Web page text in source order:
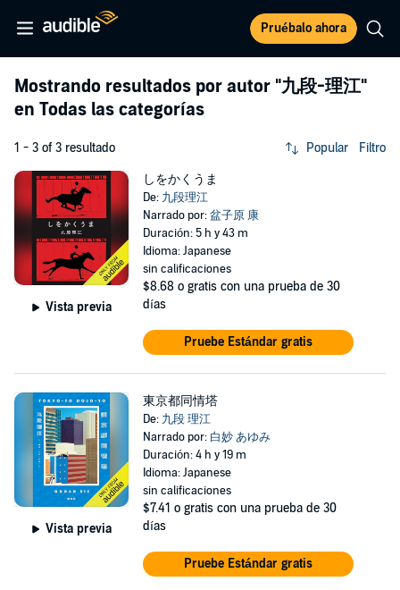
Pruébalo ahora
Mostrando resultados por autor "九段-理江"
en Todas las categorías
1 - 3 of 3 resultado Popular Filtro
Vista previa
しをかくうま
De: 九段理江
Narrado por:盆子原 康
Duración: 5 h y 43 m
Idioma: Japanese
sin calificaciones
$8.68 o gratis con una prueba de 30
días
Pruebe Estándar gratis
Vista previa
東京都同情塔
De: 九段 理江
Narrado por: 白妙 あゆみ
Duración: 4 h y 19 m
Idioma: Japanese
sin calificaciones
$7.41 o gratis con una prueba de 30
días
Pruebe Estándar gratis